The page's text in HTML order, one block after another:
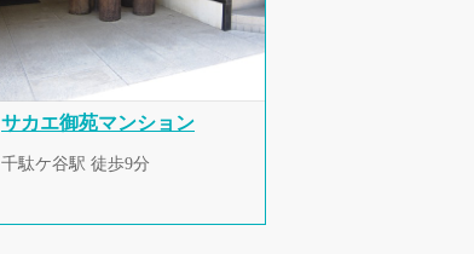
サカエ御苑マンション
千駄ケ谷駅 徒歩9分